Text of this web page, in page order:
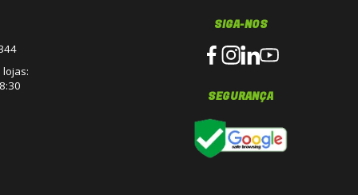
SIGA-NOS
SEGURANÇA